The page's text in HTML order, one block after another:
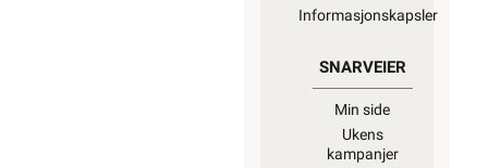
Informasjonskapsler
SNARVEIER
Min side
Ukens
kampanjer